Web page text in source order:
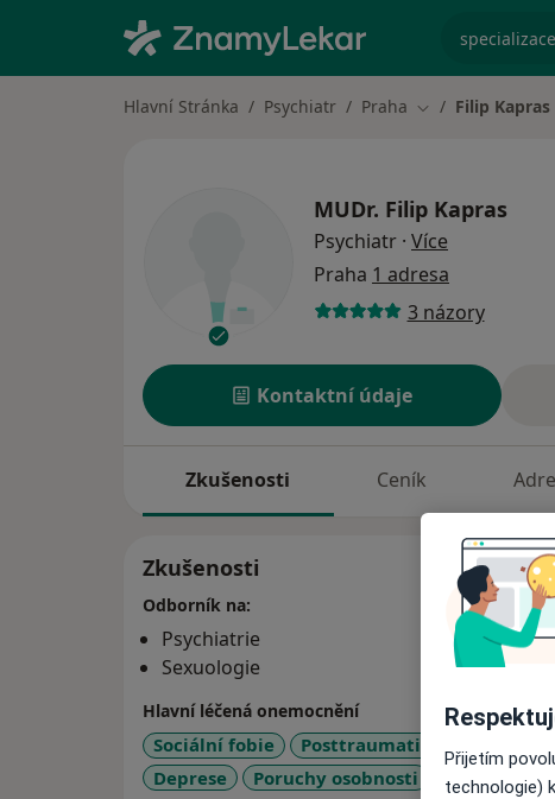
Hlavní Stránka Psychiatr Praha Změna města
Filip Kapras
MUDr. Filip Kapras
Psychiatr · Více
Praha 1 adresa
3 názory
Kontaktní údaje
Zkušenosti Ceník
Zkušenosti
Odborník na:
Psychiatrie
Sexuologie
Hlavní léčená onemocnění
Sociální fobie Posttraumatická stresová
Deprese
Poruchy osobnosti +6
Přijetím
technologie)